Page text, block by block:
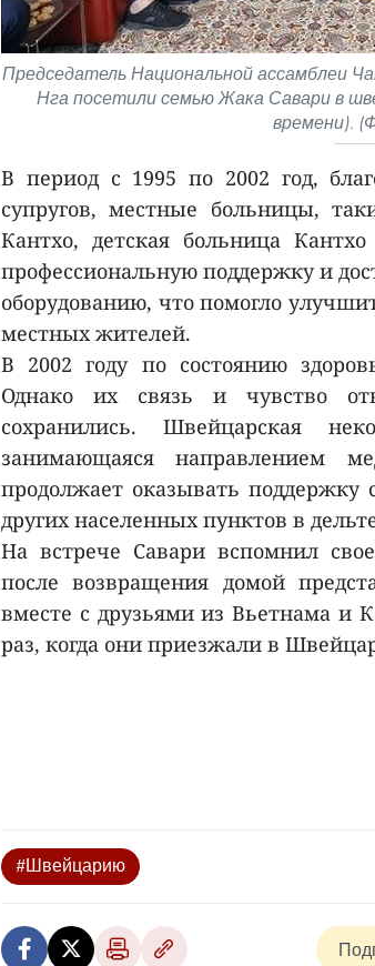
Председатель Национальной ассамблеи
Нга посетили семью Жака Савари в
времени).
В период с 1995 по 2002 год,
супругов, местные больницы,
Кантхо, детская больница
профессиональную поддержку и
оборудованию, что помогло
местных жителей.
В 2002 году по состоянию
Однако их связь и чувство
сохранились. Швейцарская
занимающаяся направлением
продолжает оказывать поддержку
других населенных пунктов в
На встрече Савари вспомнил
после возвращения домой
вместе с друзьями из Вьетнама и
раз, когда они приезжали в
#Швейцарию